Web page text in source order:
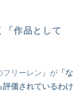
「作品として
フリーレン』が 「な
評価されているわけ